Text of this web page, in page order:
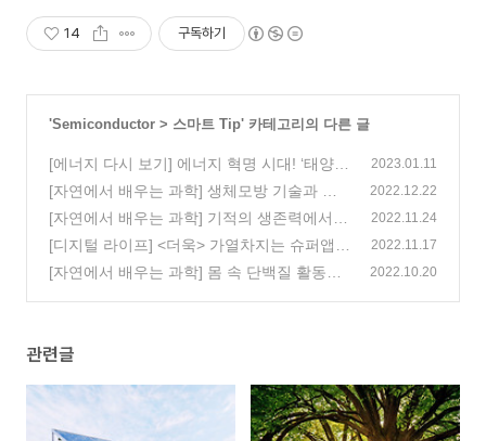
14 구독하기
'Semiconductor > 스마트 Tip' 카테고리의 다른 글
[에너지 다시 보기] 에너지 혁명 시대! ‘태양
에너지’로 에너지 갑부 되기
(0)
2023.01.11
[자연에서 배우는 과학] 생체모방 기술과 미
래 에너지
(0)
2022.12.22
[자연에서 배우는 과학] 기적의 생존력에서
배우다! 흰개미와 에너지 저감기술
(1)
2022.11.24
[디지털 라이프] <더욱> 가열차지는 슈퍼앱
트렌드, 우리는 <더욱> 편해지지!
(0)
2022.11.17
[자연에서 배우는 과학] 몸 속 단백질 활동의
2022.10.20
관련글